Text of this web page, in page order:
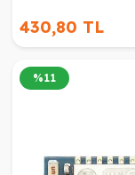
430,80 TL
%11